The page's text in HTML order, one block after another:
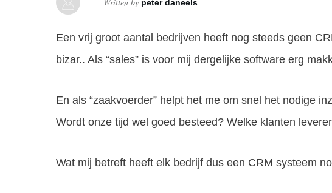
peter daneels
Een vrij groot aantal bedrijven heeft nog steeds geen
bizar.. Als “sales” is voor mij dergelijke software erg
En als “zaakvoerder” helpt het me om snel het nodige
Wordt onze tijd wel goed besteed? Welke klanten
Wat mij betreft heeft elk bedrijf dus een CRM systeem